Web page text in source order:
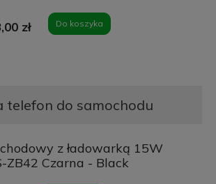
zł Do koszyka
telefon do samochodu
z ładowarką 15W
ZB42 Czarna - Black